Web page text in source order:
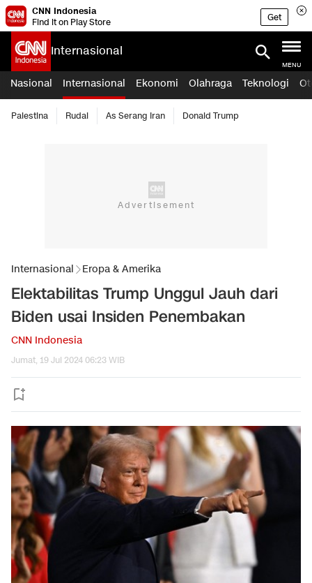
CNN Indonesia
Find it on Play Store
Get
Internasional
MENU
Nasional Internasional Ekonomi Olahraga Teknologi
Palestina Rudal As Serang Iran Donald Trump
Internasional Eropa & Amerika
Elektabilitas Trump Unggul Jauh dari
Biden usai Insiden Penembakan
CNN Indonesia
Jumat, 19 Jul 2024 06:23 WIB